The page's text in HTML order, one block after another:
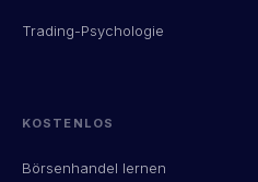
Trading-Psychologie
KOSTENLOS
Börsenhandel lernen